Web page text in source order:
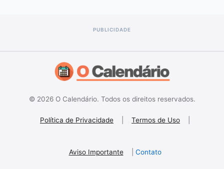
© 2026 O Calendário. Todos os direitos reservados.
Política de Privacidade Termos de Uso
Aviso Importante Contato